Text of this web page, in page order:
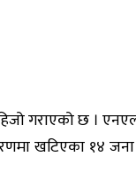
गराएको छ ।
खटिएका १४